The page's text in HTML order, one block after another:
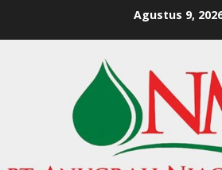
Agustus 9,